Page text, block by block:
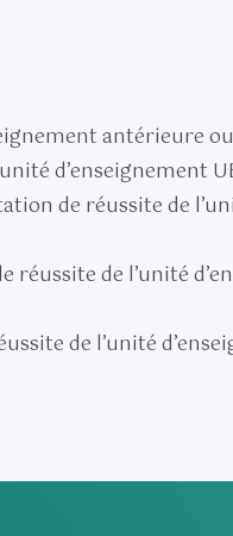
antérieure
d’enseignement
de réussite de
de l’unité
de l’unité